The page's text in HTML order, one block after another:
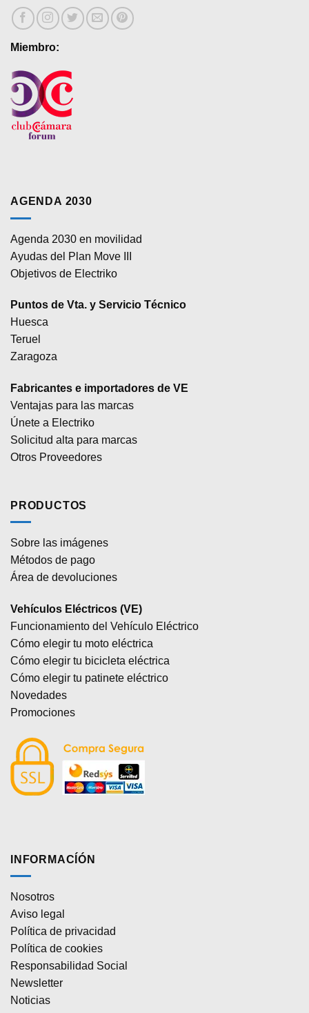
Miembro:
AGENDA 2030
Agenda 2030 en movilidad
Ayudas del Plan Move III
Objetivos de Electriko
Puntos de Vta. y Servicio Técnico
Huesca
Teruel
Zaragoza
Fabricantes e importadores de VE
Ventajas para las marcas
Únete a Electriko
Solicitud alta para marcas
Otros Proveedores
PRODUCTOS
Sobre las imágenes
Métodos de pago
Área de devoluciones
Vehículos Eléctricos (VE)
Funcionamiento del Vehículo Eléctrico
Cómo elegir tu moto eléctrica
Cómo elegir tu bicicleta eléctrica
Cómo elegir tu patinete eléctrico
Novedades
Promociones
INFORMACÍÓN
Nosotros
Aviso legal
Política de privacidad
Política de cookies
Responsabilidad Social
Newsletter
Noticias